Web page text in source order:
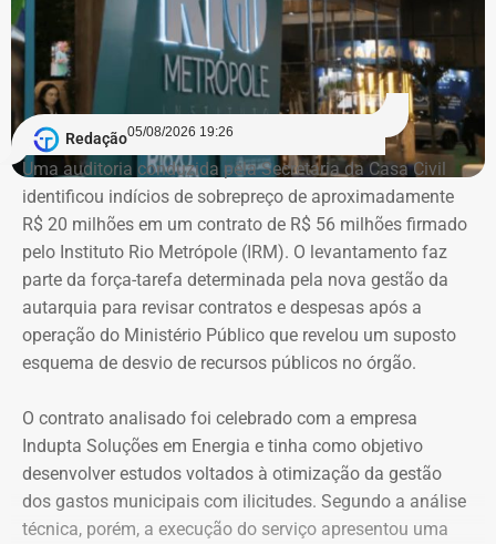
“outros bens e direitos”, nos valores de R$ 95.985,48 e R$
97.555,75.
As declarações de bens são prestadas pelos próprios
candidatos à Justiça Eleitoral e podem considerar os
valores históricos de aquisição dos bens, e não
necessariamente seus preços de mercado.
O crescimento patrimonial, por si só, não indica a
existência de irregularidades.
Redação05/08/2026 19:26
Uma auditoria conduzida pela Secretaria da Casa Civil
identificou indícios de sobrepreço de aproximadamente
R$ 20 milhões em um contrato de R$ 56 milhões firmado
pelo Instituto Rio Metrópole (IRM). O levantamento faz
parte da força-tarefa determinada pela nova gestão da
autarquia para revisar contratos e despesas após a
operação do Ministério Público que revelou um suposto
esquema de desvio de recursos públicos no órgão.
O contrato analisado foi celebrado com a empresa
Indupta Soluções em Energia e tinha como objetivo
desenvolver estudos voltados à otimização da gestão
dos gastos municipais com ilicitudes. Segundo a análise
técnica, porém, a execução do serviço apresentou uma